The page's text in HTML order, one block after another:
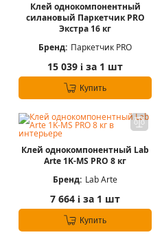
Клей однокомпонентный
силановый Паркетчик PRO
Экстра 16 кг
Бренд: Паркетчик PRO
15 039 i за 1 шт
Купить
Клей однокомпонентный Lab
Arte 1K-MS PRO 8 кг
Бренд: Lab Arte
7 664 i за 1 шт
Купить